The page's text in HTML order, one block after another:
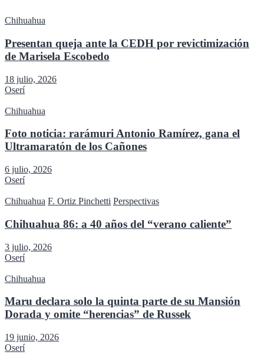
Chihuahua
Presentan queja ante la CEDH por revictimización
de Marisela Escobedo
18 julio, 2026
Oserí
Chihuahua
Foto noticia: rarámuri Antonio Ramírez, gana el
Ultramaratón de los Cañones
6 julio, 2026
Oserí
Chihuahua F. Ortiz Pinchetti Perspectivas
Chihuahua 86: a 40 años del “verano caliente”
3 julio, 2026
Oserí
Chihuahua
Maru declara solo la quinta parte de su Mansión
Dorada y omite “herencias” de Russek
19 junio, 2026
Oserí